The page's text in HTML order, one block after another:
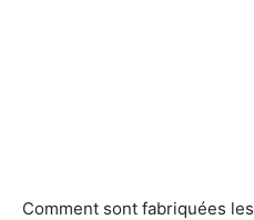
Comment sont fabriquées